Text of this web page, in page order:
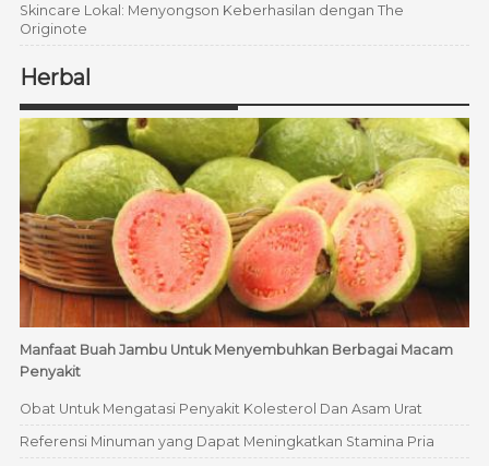
Skincare Lokal: Menyongson Keberhasilan dengan The
Originote
Herbal
Manfaat Buah Jambu Untuk Menyembuhkan Berbagai Macam
Penyakit
Obat Untuk Mengatasi Penyakit Kolesterol Dan Asam Urat
Referensi Minuman yang Dapat Meningkatkan Stamina Pria